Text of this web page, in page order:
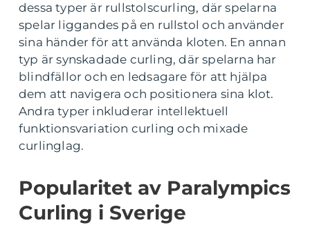
dessa typer är rullstolscurling, där spelarna
spelar liggandes på en rullstol och använder
sina händer för att använda kloten. En annan
typ är synskadade curling, där spelarna har
blindfällor och en ledsagare för att hjälpa
dem att navigera och positionera sina klot.
Andra typer inkluderar intellektuell
funktionsvariation curling och mixade
curlinglag.
Popularitet av Paralympics
Curling i Sverige